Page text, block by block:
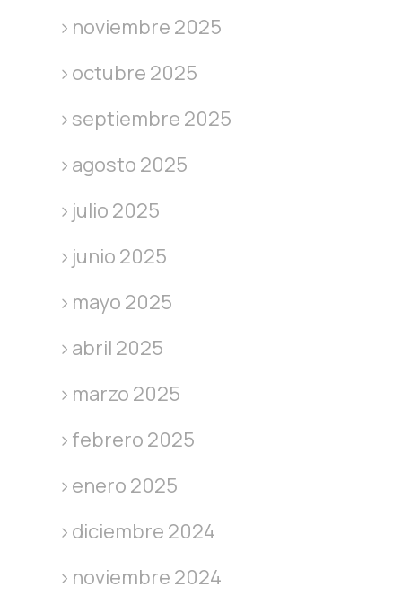
noviembre 2025
octubre 2025
septiembre 2025
agosto 2025
julio 2025
junio 2025
mayo 2025
abril 2025
marzo 2025
febrero 2025
enero 2025
diciembre 2024
noviembre 2024